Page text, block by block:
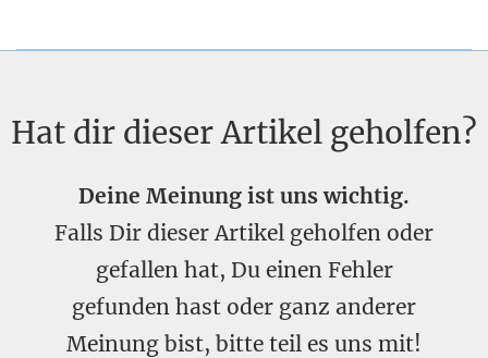
Hat dir dieser Artikel geholfen?
Deine Meinung ist uns wichtig.
Falls Dir dieser Artikel geholfen oder
gefallen hat, Du einen Fehler
gefunden hast oder ganz anderer
Meinung bist, bitte teil es uns mit!